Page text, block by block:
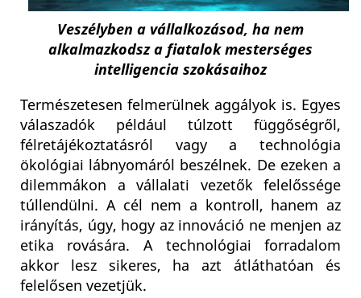
Veszélyben a vállalkozásod, ha nem
alkalmazkodsz a fiatalok mesterséges
intelligencia szokásaihoz
Természetesen felmerülnek aggályok is. Egyes
válaszadók például túlzott függőségről,
félretájékoztatásról vagy a technológia
ökológiai lábnyomáról beszélnek. De ezeken a
dilemmákon a vállalati vezetők felelőssége
túllendülni. A cél nem a kontroll, hanem az
irányítás, úgy, hogy az innováció ne menjen az
etika rovására. A technológiai forradalom
akkor lesz sikeres, ha azt átláthatóan és
felelősen vezetjük.